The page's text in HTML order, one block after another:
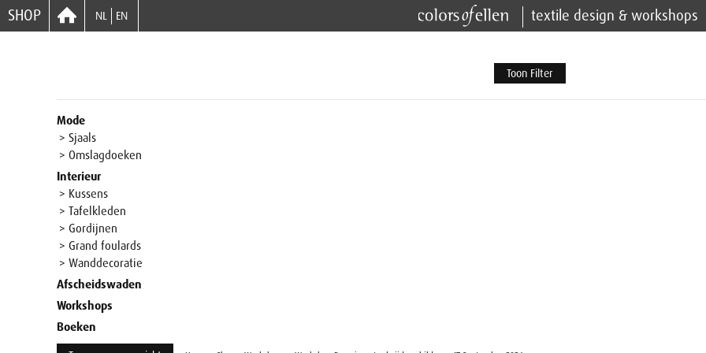
SHOP NL EN textile design & workshops
Toon Filter
Mode
> Sjaals
> Omslagdoeken
Interieur
> Kussens
> Tafelkleden
> Gordijnen
> Grand foulards
> Wanddecoratie
Afscheidswaden
Workshops
Boeken